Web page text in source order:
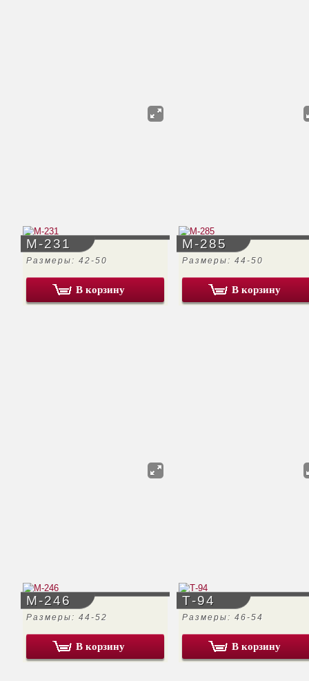
М-231
Размеры: 42-50
В корзину
М-285
Размеры: 44-50
В корзину
М-246
Размеры: 44-52
В корзину
Т-94
Размеры: 46-54
В корзину